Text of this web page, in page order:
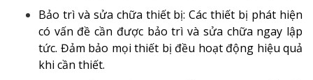
Bảo trì và sửa chữa thiết bị: Các thiết bị phát hiện
có vấn đề cần được bảo trì và sửa chữa ngay lập
tức. Đảm bảo mọi thiết bị đều hoạt động hiệu quả
khi cần thiết.